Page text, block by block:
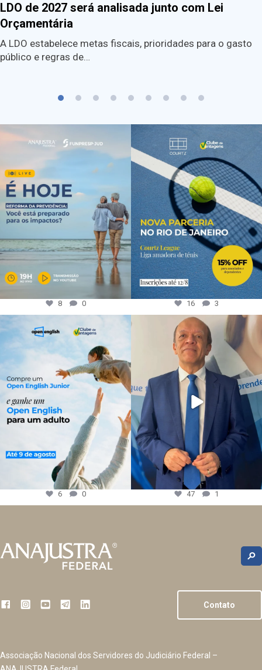
LDO de 2027 será analisada junto com Lei
Orçamentária
A LDO estabelece metas fiscais, prioridades para o gasto
público e regras de…
8 0 16 3
6 0 47 1
Contato
Associação Nacional dos Servidores do Judiciário Federal –